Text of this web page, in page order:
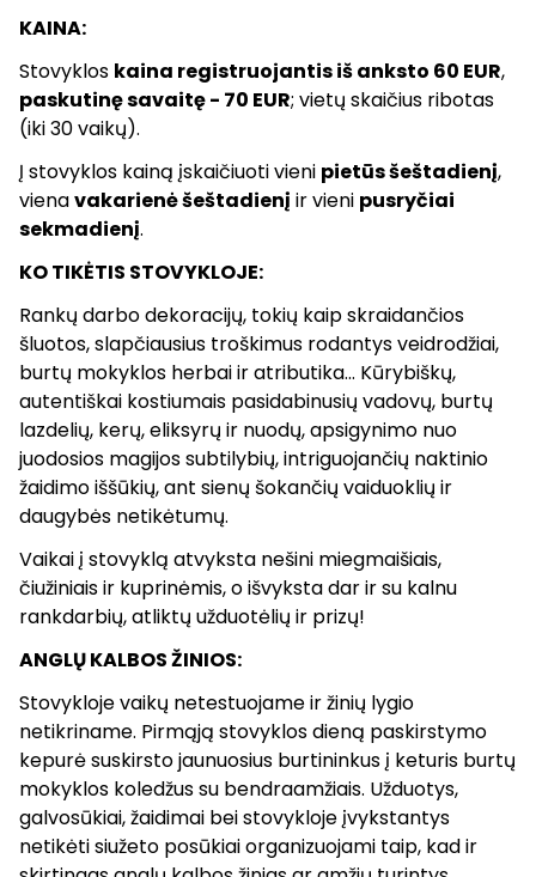
KAINA:
Stovyklos kaina registruojantis iš anksto 60 EUR,
paskutinę savaitę - 70 EUR; vietų skaičius ribotas
(iki 30 vaikų).
Į stovyklos kainą įskaičiuoti vieni pietūs šeštadienį,
vienavakarienė šeštadienį ir vieni pusryčiai
sekmadienį.
KO TIKĖTIS STOVYKLOJE:
Rankų darbo dekoracijų, tokių kaip skraidančios
šluotos, slapčiausius troškimus rodantys veidrodžiai,
burtų mokyklos herbai ir atributika... Kūrybiškų,
autentiškai kostiumais pasidabinusių vadovų, burtų
lazdelių, kerų, eliksyrų ir nuodų, apsigynimo nuo
juodosios magijos subtilybių, intriguojančių naktinio
žaidimo iššūkių, ant sienų šokančių vaiduoklių ir
daugybės netikėtumų.
Vaikai į stovyklą atvyksta nešini miegmaišiais,
čiužiniais ir kuprinėmis, o išvyksta dar ir su kalnu
rankdarbių, atliktų užduotėlių ir prizų!
ANGLŲ KALBOS ŽINIOS:
Stovykloje vaikų netestuojame ir žinių lygio
netikriname. Pirmąją stovyklos dieną paskirstymo
kepurė suskirsto jaunuosius burtininkus į keturis burtų
mokyklos koledžus su bendraamžiais. Užduotys,
galvosūkiai, žaidimai bei stovykloje įvykstantys
netikėti siužeto posūkiai organizuojami taip, kad ir